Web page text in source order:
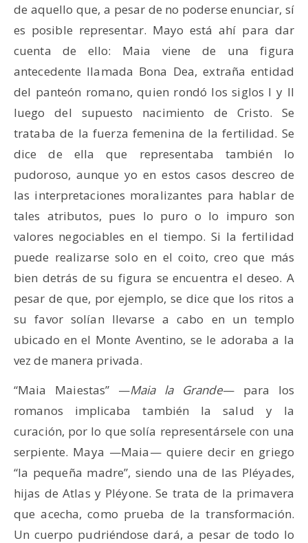
de aquello que, a pesar de no poderse enunciar, sí
es posible representar. Mayo está ahí para dar
cuenta de ello: Maia viene de una figura
antecedente llamada Bona Dea, extraña entidad
del panteón romano, quien rondó los siglos I y II
luego del supuesto nacimiento de Cristo. Se
trataba de la fuerza femenina de la fertilidad. Se
dice de ella que representaba también lo
pudoroso, aunque yo en estos casos descreo de
las interpretaciones moralizantes para hablar de
tales atributos, pues lo puro o lo impuro son
valores negociables en el tiempo. Si la fertilidad
puede realizarse solo en el coito, creo que más
bien detrás de su figura se encuentra el deseo. A
pesar de que, por ejemplo, se dice que los ritos a
su favor solían llevarse a cabo en un templo
ubicado en el Monte Aventino, se le adoraba a la
vez de manera privada.
“Maia Maiestas” —Maia la Grande— para los
romanos implicaba también la salud y la
curación, por lo que solía representársele con una
serpiente. Maya —Maia— quiere decir en griego
“la pequeña madre”, siendo una de las Pléyades,
hijas de Atlas y Pléyone. Se trata de la primavera
que acecha, como prueba de la transformación.
Un cuerpo pudriéndose dará, a pesar de todo lo